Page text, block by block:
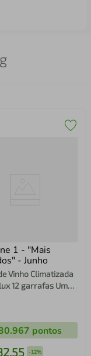
Vinho Climatizada
12 garrafas Uma
pontos
,55 -12%